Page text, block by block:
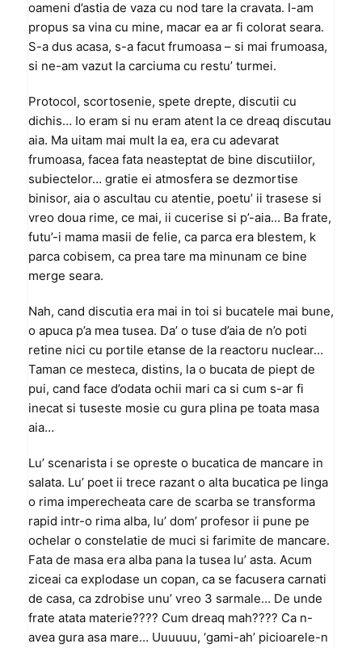
oameni d’astia de vaza cu nod tare la cravata. I-am
propus sa vina cu mine, macar ea ar fi colorat seara.
S-a dus acasa, s-a facut frumoasa – si mai frumoasa,
si ne-am vazut la carciuma cu restu’ turmei.
Protocol, scortosenie, spete drepte, discutii cu
dichis… Io eram si nu eram atent la ce dreaq discutau
aia. Ma uitam mai mult la ea, era cu adevarat
frumoasa, facea fata neasteptat de bine discutiilor,
subiectelor… gratie ei atmosfera se dezmortise
binisor, aia o ascultau cu atentie, poetu’ ii trasese si
vreo doua rime, ce mai, ii cucerise si p’-aia… Ba frate,
futu’-i mama masii de felie, ca parca era blestem, k
parca cobisem, ca prea tare ma minunam ce bine
merge seara.
Nah, cand discutia era mai in toi si bucatele mai bune,
o apuca p’a mea tusea. Da’ o tuse d’aia de n’o poti
retine nici cu portile etanse de la reactoru nuclear…
Taman ce mesteca, distins, la o bucata de piept de
pui, cand face d’odata ochii mari ca si cum s-ar fi
inecat si tuseste mosie cu gura plina pe toata masa
aia…
Lu’ scenarista i se opreste o bucatica de mancare in
salata. Lu’ poet ii trece razant o alta bucatica pe linga
o rima imperecheata care de scarba se transforma
rapid intr-o rima alba, lu’ dom’ profesor ii pune pe
ochelar o constelatie de muci si farimite de mancare.
Fata de masa era alba pana la tusea lu’ asta. Acum
ziceai ca explodase un copan, ca se facusera carnati
de casa, ca zdrobise unu’ vreo 3 sarmale… De unde
frate atata materie???? Cum dreaq mah???? Ca n-
avea gura asa mare… Uuuuuu, ‘gami-ah’ picioarele-n